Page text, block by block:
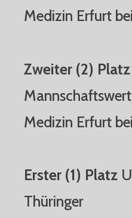
Medizin Erfurt
Zweiter (2) Platz
Medizin Erfurt
Erster (1) Platz
Thüringer